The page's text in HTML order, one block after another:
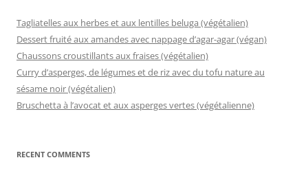
Tagliatelles aux herbes et aux lentilles beluga (végétalien)
Dessert fruité aux amandes avec nappage d’agar-agar (végan)
Chaussons croustillants aux fraises (végétalien)
Curry d’asperges, de légumes et de riz avec du tofu nature au
sésame noir (végétalien)
Bruschetta à l’avocat et aux asperges vertes (végétalienne)
RECENT COMMENTS